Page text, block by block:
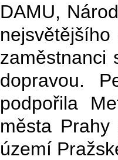
DAMU,
zaměstnanci
dopravou.
podpořila
města
území